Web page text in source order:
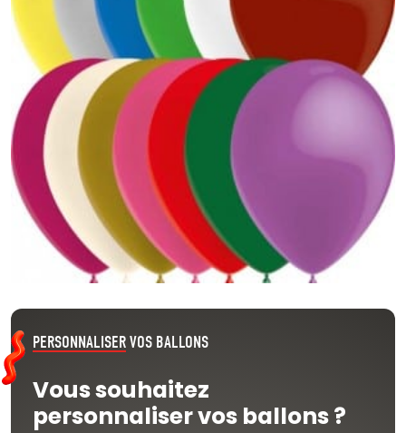
PERSONNALISERVOS BALLONS
Vous souhaitez
personnaliser vos ballons ?